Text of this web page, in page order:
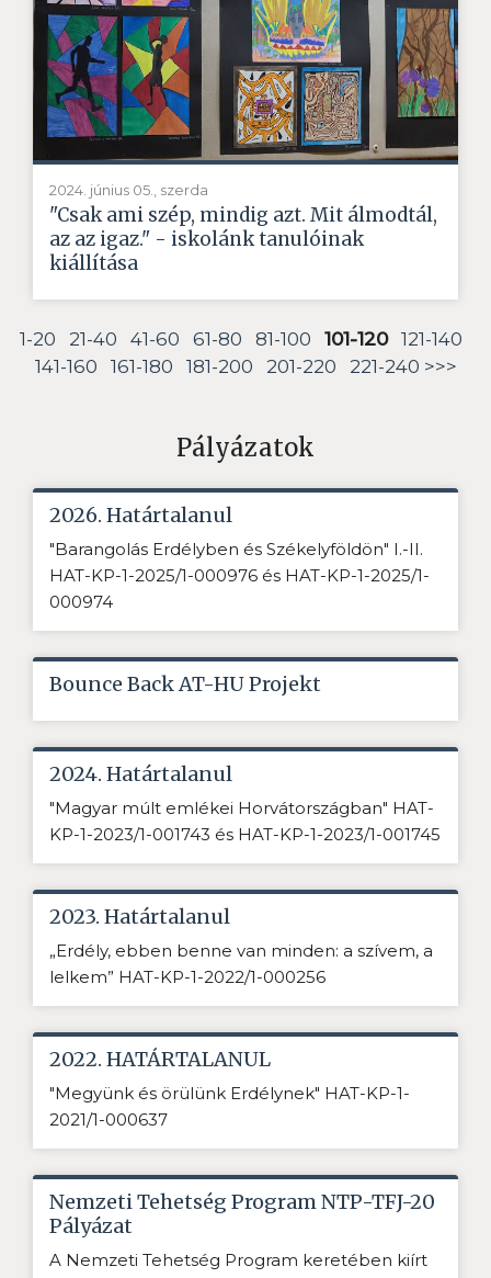
2024. június 05., szerda
"Csak ami szép, mindig azt. Mit álmodtál,
az az igaz." - iskolánk tanulóinak
kiállítása
1-20 21-40 41-60 61-80 81-100 101-120 121-140
141-160
161-180 181-200 201-220 221-240 >>>
Pályázatok
2026. Határtalanul
"Barangolás Erdélyben és Székelyföldön" I.-II.
HAT-KP-1-2025/1-000976 és HAT-KP-1-2025/1-
000974
Bounce Back AT-HU Projekt
2024. Határtalanul
"Magyar múlt emlékei Horvátországban" HAT-
KP-1-2023/1-001743 és HAT-KP-1-2023/1-001745
2023. Határtalanul
„Erdély, ebben benne van minden: a szívem, a
lelkem” HAT-KP-1-2022/1-000256
2022. HATÁRTALANUL
"Megyünk és örülünk Erdélynek" HAT-KP-1-
2021/1-000637
Nemzeti Tehetség Program NTP-TFJ-20
Pályázat
A Nemzeti Tehetség Program keretében kiírt